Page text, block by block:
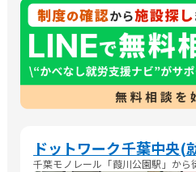
ドットワーク千葉中央(
千葉モノレール「葭川公園駅」から